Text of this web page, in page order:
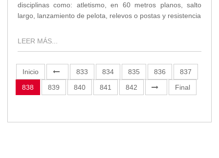
disciplinas como: atletismo, en 60 metros planos, salto
largo, lanzamiento de pelota, relevos o postas y resistencia
LEER MÁS...
Inicio 833 834 835 836
837
838
839 840 841 842 Final